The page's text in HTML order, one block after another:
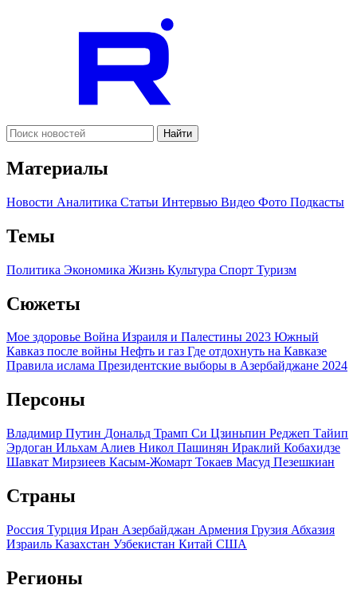
Найти
Материалы
Новости Аналитика Статьи Интервью Видео Фото Подкасты
Темы
Политика Экономика Жизнь Культура Спорт Туризм
Сюжеты
Мое здоровье Война Израиля и Палестины 2023 Южный
Кавказ после войны Нефть и газ Где отдохнуть на Кавказе
Правила ислама Президентские выборы в Азербайджане 2024
Персоны
Владимир Путин Дональд Трамп Си Цзиньпин Реджеп Тайип
Эрдоган Ильхам Алиев Никол Пашинян Ираклий Кобахидзе
Шавкат Мирзиеев Касым-Жомарт Токаев Масуд Пезешкиан
Страны
Россия Турция Иран Азербайджан Армения Грузия Абхазия
Израиль Казахстан Узбекистан Китай США
Регионы